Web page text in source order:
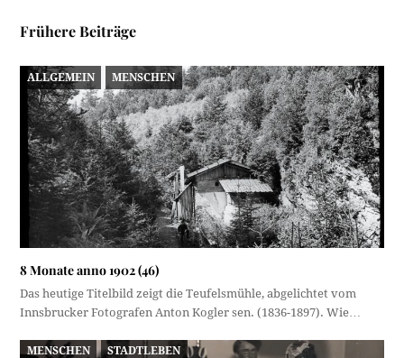
Frühere Beiträge
ALLGEMEIN MENSCHEN
8 Monate anno 1902 (46)
Das heutige Titelbild zeigt die Teufelsmühle, abgelichtet vom
Innsbrucker Fotografen Anton Kogler sen. (1836-1897). Wie…
MENSCHEN STADTLEBEN